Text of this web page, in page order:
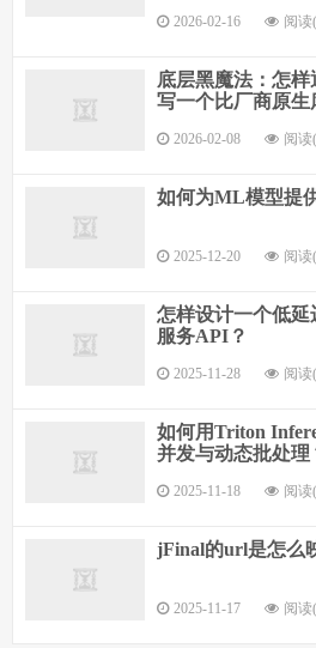
2026-02-16 阅读
底层黑魔法：怎
写一个比厂商原生
2026-02-08 阅读
如何为ML模型提
2025-12-20 阅读
怎样设计一个低
服务API？
2025-11-28 阅读
如何用Triton
并发与动态批处理
2025-11-18 阅读
jFinal的url是怎么
2025-11-17 阅读